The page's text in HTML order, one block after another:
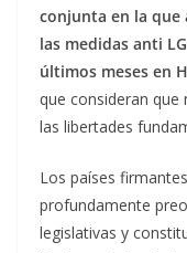
conjunta en la que
las medidas anti
últimos meses en
que consideran
las libertades
Los países
profundamente
legislativas y